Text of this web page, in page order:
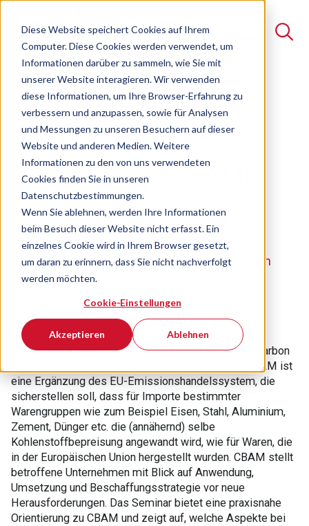
Diese Website speichert Cookies auf Ihrem
Computer. Diese Cookies werden verwendet, um
Informationen darüber zu sammeln, wie Sie mit
unserer Website interagieren. Wir verwenden
diese Informationen, um Ihre Browser-Erfahrung zu
verbessern und anzupassen, sowie für Analysen
und Messungen zu unseren Besuchern auf dieser
Website und anderen Medien. Weitere
Informationen zu den von uns verwendeten
Cookies finden Sie in unseren
Datenschutzbestimmungen.
Wenn Sie ablehnen, werden Ihre Informationen
beim Besuch dieser Website nicht erfasst. Ein
einzelnes Cookie wird in Ihrem Browser gesetzt,
um daran zu erinnern, dass Sie nicht nachverfolgt
werden möchten.
Cookie-Einstellungen
Akzeptieren Ablehnen
Suche
Es gibt keine Vorschläge, da das Suchfeld leer ist.
Carbon Border
Adjustment
Mechanism (CBAM)
Online-Seminar Freie Plätze verfügbar
Anwendung, Umsetzung und Auswirkungen im
Unternehmen
Seit 1. Januar 2026 ist der EU-Grenzausgleich, der Carbon
Border Adjustment Mechanism (CBAM) in Kraft. CBAM ist
eine Ergänzung des EU-Emissionshandelssystem, die
sicherstellen soll, dass für Importe bestimmter
Warengruppen wie zum Beispiel Eisen, Stahl, Aluminium,
Zement, Dünger etc. die (annähernd) selbe
Kohlenstoffbepreisung angewandt wird, wie für Waren, die
in der Europäischen Union hergestellt wurden. CBAM stellt
betroffene Unternehmen mit Blick auf Anwendung,
Umsetzung und Beschaffungsstrategie vor neue
Herausforderungen. Das Seminar bietet eine praxisnahe
Orientierung zu CBAM und zeigt auf, welche Aspekte bei